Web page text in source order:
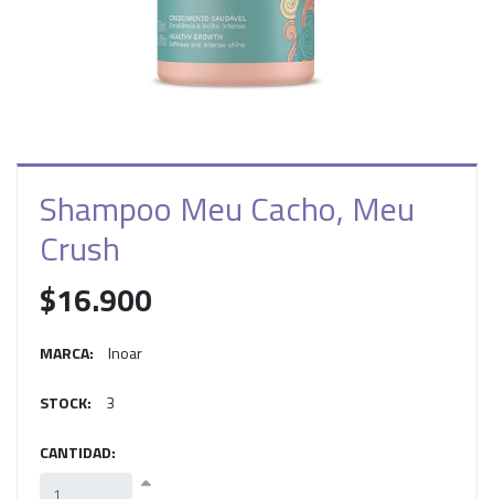
Shampoo Meu Cacho, Meu
Crush
$16.900
MARCA: Inoar
STOCK: 3
CANTIDAD: